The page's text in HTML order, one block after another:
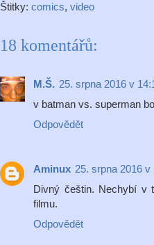
Štitky: comics, video
18 komentářů:
M.Š. 25. srpna 2016 v
v batman vs. superman
Odpovědět
Aminux 25. srpna 2016 v
Divný češtin. Nechybí v
filmu.
Odpovědět